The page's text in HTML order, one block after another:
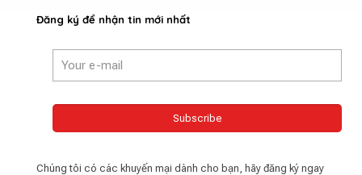
Đăng ký để nhận tin mới nhất
Chúng tôi có các khuyến mại dành cho bạn, hãy đăng ký ngay